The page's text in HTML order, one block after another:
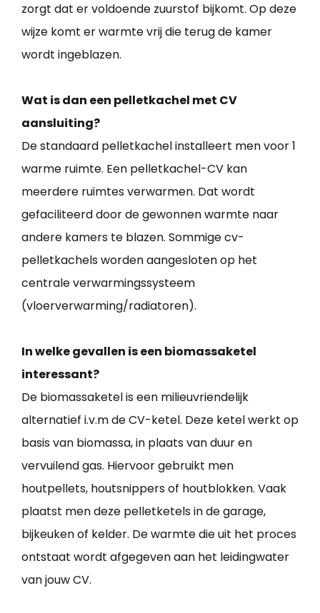
zorgt dat er voldoende zuurstof bijkomt. Op deze
wijze komt er warmte vrij die terug de kamer
wordt ingeblazen.
Wat is dan een pelletkachel met CV
aansluiting?
De standaard pelletkachel installeert men voor 1
warme ruimte. Een pelletkachel-CV kan
meerdere ruimtes verwarmen. Dat wordt
gefaciliteerd door de gewonnen warmte naar
andere kamers te blazen. Sommige cv-
pelletkachels worden aangesloten op het
centrale verwarmingssysteem
(vloerverwarming/radiatoren).
In welke gevallen is een biomassaketel
interessant?
De biomassaketel is een milieuvriendelijk
alternatief i.v.m de CV-ketel. Deze ketel werkt op
basis van biomassa, in plaats van duur en
vervuilend gas. Hiervoor gebruikt men
houtpellets, houtsnippers of houtblokken. Vaak
plaatst men deze pelletketels in de garage,
bijkeuken of kelder. De warmte die uit het proces
ontstaat wordt afgegeven aan het leidingwater
van jouw CV.